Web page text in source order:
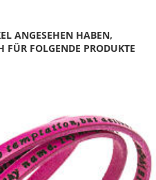
ANGESEHEN HABEN,
FÜR FOLGENDE PRODUKTE